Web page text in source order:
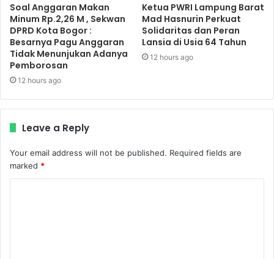
Soal Anggaran Makan
Minum Rp.2,26 M , Sekwan
DPRD Kota Bogor :
Besarnya Pagu Anggaran
Tidak Menunjukan Adanya
Pemborosan
12 hours ago
Ketua PWRI Lampung Barat
Mad Hasnurin Perkuat
Solidaritas dan Peran
Lansia di Usia 64 Tahun
12 hours ago
Leave a Reply
Your email address will not be published. Required fields are
marked *